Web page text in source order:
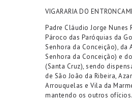
VIGARARIA DO
Padre Cláudio Jorge Nunes
Pároco das Paróquias da
Senhora da Conceição), da
Senhora da Conceição) e do
(Santa Cruz), sendo
de São João da Ribeira,
Arrouquelas e Vila da
mantendo os outros ofícios.